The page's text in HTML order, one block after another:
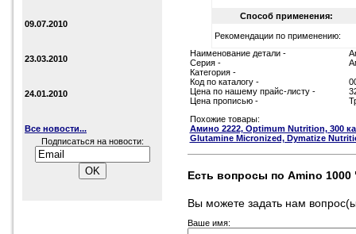
09.07.2010
23.03.2010
24.01.2010
Все новости...
Подписаться на новости:
Способ применения:
Рекомендации по применению:
Наименование детали -
Серия -
Категория -
Код по каталогу -
Цена по нашему прайс-листу -
Цена прописью -
Похожие товары:
Амино 2222, Optimum Nutrition, 300
Glutamine Micronized, Dymatize
Есть вопросы по Amino 1000
Вы можете задать нам
Ваше имя: